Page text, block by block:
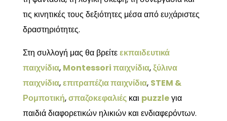
τις κινητικές τους δεξιότητες μέσα από ευχάριστες
δραστηριότητες.
Στη συλλογή μας θα βρείτεεκπαιδευτικά
παιχνίδια, Montessori παιχνίδια,ξύλινα
παιχνίδια,επιτραπέζια παιχνίδια, STEM &
Ρομποτική,σπαζοκεφαλιέςκαι puzzleγια
παιδιά διαφορετικών ηλικιών και ενδιαφερόντων.